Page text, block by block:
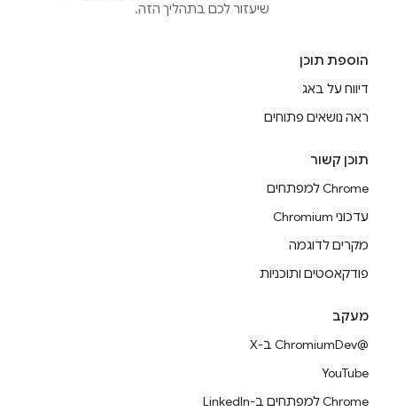
שיעזור לכם בתהליך הזה.
הוספת תוכן
דיווח על באג
ראה נושאים פתוחים
תוכן קשור
Chrome למפתחים
עדכוני Chromium
מקרים לדוגמה
פודקאסטים ותוכניות
מעקב
@ChromiumDev ב-X
YouTube
Chrome למפתחים ב-LinkedIn